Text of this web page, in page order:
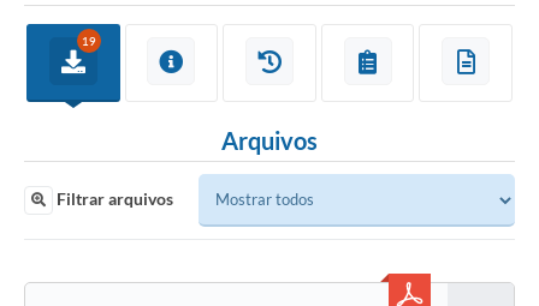
19
Arquivos
Filtrar arquivos